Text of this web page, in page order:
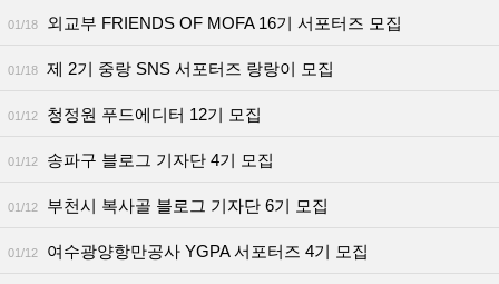
01/18 외교부 FRIENDS OF MOFA 16기 서포터즈 모집
01/18 제 2기 중랑 SNS 서포터즈 랑랑이 모집
01/12 청정원 푸드에디터 12기 모집
01/12 송파구 블로그 기자단 4기 모집
01/12 부천시 복사골 블로그 기자단 6기 모집
01/12 여수광양항만공사 YGPA 서포터즈 4기 모집